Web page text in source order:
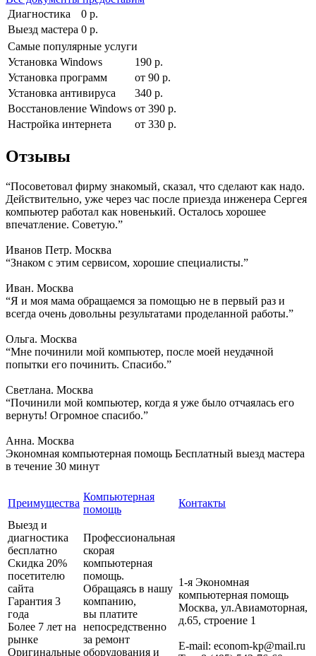
Диагностика
0 р.
Выезд мастера 0 р.
Самые популярные услуги
Установка Windows
190 р.
Установка программ
от 90 р.
Установка антивируса
340 р.
Восстановление Windows от 390 р.
Настройка интернета
от 330 р.
Отзывы
“Посоветовал фирму знакомый, сказал, что сделают как надо.
Действительно, уже через час после приезда инженера Сергея
компьютер работал как новенький. Осталось хорошее
впечатление. Советую.”
Иванов Петр. Москва
“Знаком с этим сервисом, хорошие специалисты.”
Иван. Москва
“Я и моя мама обращаемся за помощью не в первый раз и
всегда очень довольны результатами проделанной работы.”
Ольга. Москва
“Мне починили мой компьютер, после моей неудачной
попытки его починить. Спасибо.”
Светлана. Москва
“Починили мой компьютер, когда я уже было отчаялась его
вернуть! Огромное спасибо.”
Анна. Москва
Экономная компьютерная помощь Бесплатный выезд мастера
в течение 30 минут
Преимущества
Компьютерная
помощь
Контакты
Выезд и
диагностика
бесплатно
Скидка 20%
посетителю
сайта
Гарантия 3
года
Более 7 лет на
рынке
Оригинальные
Профессиональная
скорая
компьютерная
помощь.
Обращаясь в нашу
компанию,
вы платите
непосредственно
за ремонт
оборудования и
1-я Экономная
компьютерная помощь
Москва, ул.Авиамоторная,
д.65, строение 1
E-mail: econom-kp@mail.ru